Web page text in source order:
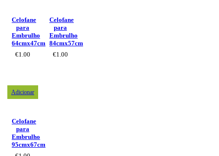
Celofane
para
Embrulho
64cmx47cm
€1.00
Celofane
para
Embrulho
84cmx57cm
€1.00
Adicionar
Celofane
para
Embrulho
95cmx67cm